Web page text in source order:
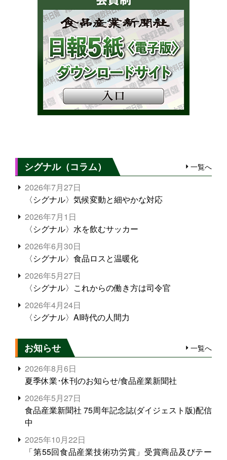
シグナル（コラム） 一覧へ
2026年7月27日
〈シグナル〉気候変動と細やかな対応
2026年7月1日
〈シグナル〉水を飲むサッカー
2026年6月30日
〈シグナル〉食品ロスと温暖化
2026年5月27日
〈シグナル〉これからの働き方は司令官
2026年4月24日
〈シグナル〉AI時代の人間力
お知らせ 一覧へ
2026年8月6日
夏季休業･休刊のお知らせ/食品産業新聞社
2026年5月27日
食品産業新聞社 75周年記念誌(ダイジェスト版)配信
中
2025年10月22日
「第55回食品産業技術功労賞」受賞商品及びテー